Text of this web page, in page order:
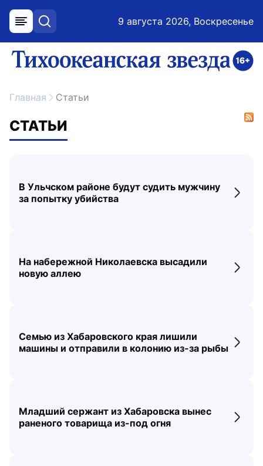
меню поиск 9 августа 2026, Воскресенье
ссылка на главную
Главная Статьи
СТАТЬИ
В Ульчском районе будут судить мужчину
за попытку убийства
На набережной Николаевска высадили
новую аллею
Семью из Хабаровского края лишили
машины и отправили в колонию из-за рыбы
Младший сержант из Хабаровска вынес
раненого товарища из-под огня